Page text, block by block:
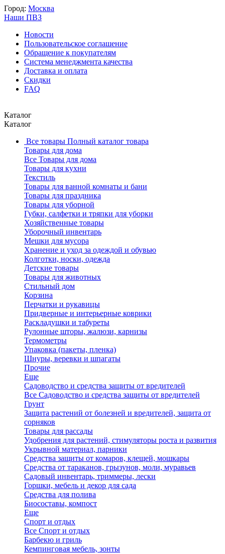
Город: Москва
Наши ПВЗ
Новости
Пользовательское соглашение
Обращение к покупателям
Система менеджмента качества
Доставка и оплата
Скидки
FAQ
Каталог
Каталог
Все товары Полный каталог товара
Товары для дома
Все Товары для дома
Товары для кухни
Текстиль
Товары для ванной комнаты и бани
Товары для праздника
Товары для уборной
Губки, салфетки и тряпки для уборки
Хозяйственные товары
Уборочный инвентарь
Мешки для мусора
Хранение и уход за одеждой и обувью
Колготки, носки, одежда
Детские товары
Товары для животных
Стильный дом
Корзина
Перчатки и рукавицы
Придверные и интерьерные коврики
Раскладушки и табуреты
Рулонные шторы, жалюзи, карнизы
Термометры
Упаковка (пакеты, пленка)
Шнуры, веревки и шпагаты
Прочие
Еще
Садоводство и средства защиты от вредителей
Все Садоводство и средства защиты от вредителей
Грунт
Защита растений от болезней и вредителей, защита от
сорняков
Товары для рассады
Удобрения для растений, стимуляторы роста и развития
Укрывной материал, парники
Средства защиты от комаров, клещей, мошкары
Средства от тараканов, грызунов, моли, муравьев
Садовый инвентарь, триммеры, лески
Горшки, мебель и декор для сада
Средства для полива
Биосоставы, компост
Еще
Спорт и отдых
Все Спорт и отдых
Барбекю и гриль
Кемпинговая мебель, зонты